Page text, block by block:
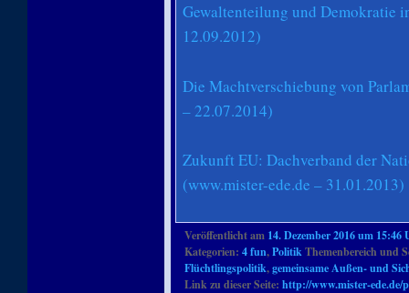
Gewaltenteilung und Demokratie
12.09.2012)
Die Machtverschiebung von
– 22.07.2014)
Zukunft EU: Dachverband der
(www.mister-ede.de – 31.01.2013)
Veröffentlicht am 14. Dezember 2016 um 15:46
Kategorien: 4 fun,PolitikThemenbereich und
Flüchtlingspolitik,gemeinsame Außen- und
Link zu dieser Seite: http://www.mister-ede.de/